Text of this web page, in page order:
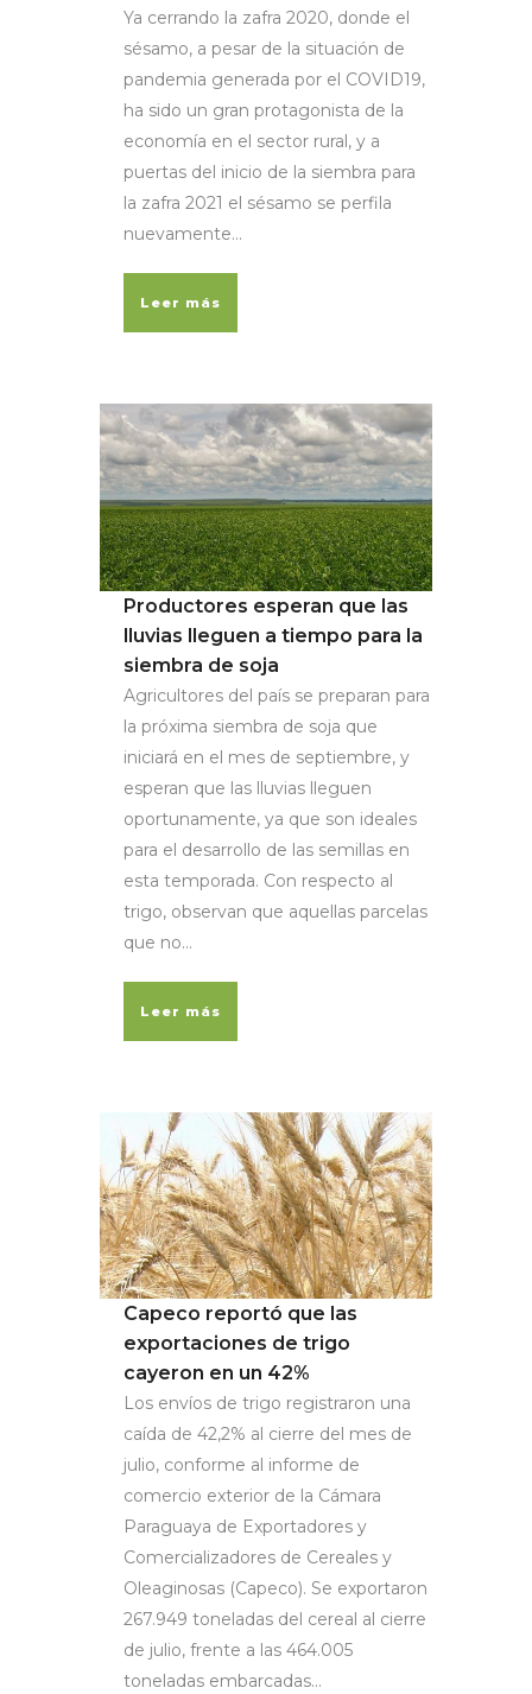
Ya cerrando la zafra 2020, donde el
sésamo, a pesar de la situación de
pandemia generada por el COVID19,
ha sido un gran protagonista de la
economía en el sector rural, y a
puertas del inicio de la siembra para
la zafra 2021 el sésamo se perfila
nuevamente...
Leer más
Productores esperan que las
lluvias lleguen a tiempo para la
siembra de soja
Agricultores del país se preparan para
la próxima siembra de soja que
iniciará en el mes de septiembre, y
esperan que las lluvias lleguen
oportunamente, ya que son ideales
para el desarrollo de las semillas en
esta temporada. Con respecto al
trigo, observan que aquellas parcelas
que no...
Leer más
Capeco reportó que las
exportaciones de trigo
cayeron en un 42%
Los envíos de trigo registraron una
caída de 42,2% al cierre del mes de
julio, conforme al informe de
comercio exterior de la Cámara
Paraguaya de Exportadores y
Comercializadores de Cereales y
Oleaginosas (Capeco). Se exportaron
267.949 toneladas del cereal al cierre
de julio, frente a las 464.005
toneladas embarcadas...